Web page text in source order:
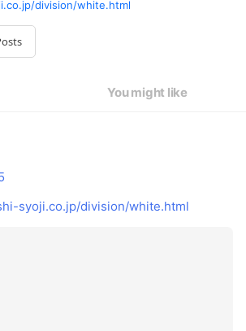
division/white.html
You might like
syoji.co.jp/division/white.html